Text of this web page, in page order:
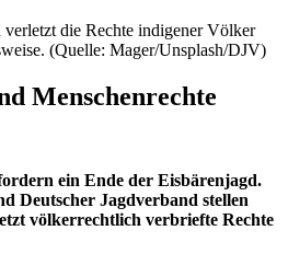
die Rechte indigener Völker
(Quelle: Mager/Unsplash/DJV)
Menschenrechte
ein Ende der Eisbärenjagd.
Deutscher Jagdverband stellen
völkerrechtlich verbriefte Rechte